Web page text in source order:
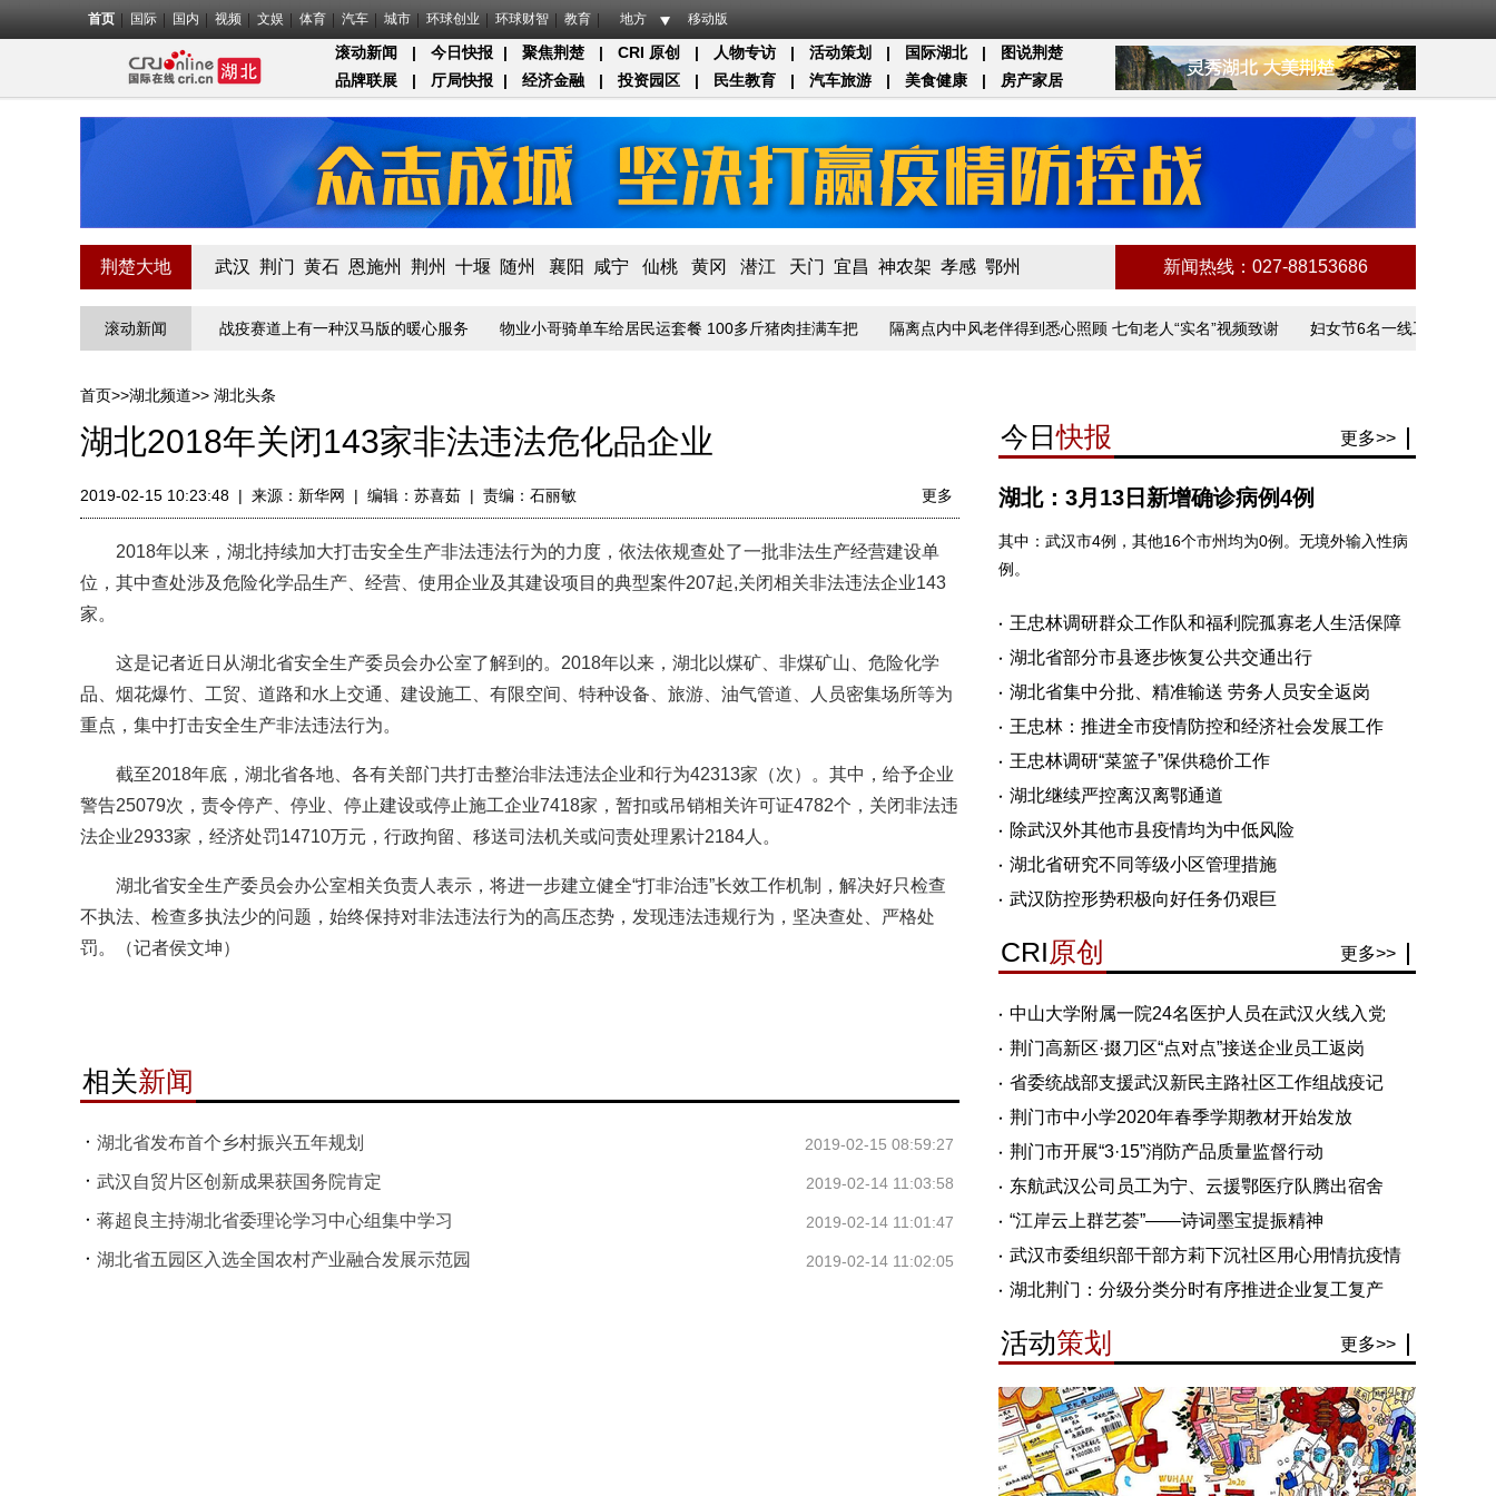
首页 国际 国内 视频 文娱 体育 汽车 城市 环球创业 环球财智 教育 地方 移动版
滚动新闻 | 今日快报 | 聚焦荆楚 | CRI 原创 | 人物专访 | 活动策划 | 国际湖北 |
图说荆楚
品牌联展
| 厅局快报 | 经济金融 | 投资园区 | 民生教育 | 汽车旅游 | 美食健康 | 房产家居
荆楚大地 武汉 荆门 黄石 恩施州 荆州 十堰 随州 襄阳 咸宁 仙桃 黄冈 潜江 天门 宜昌 神农架 孝感 鄂州 新闻热线：027-88153686
滚动新闻
第一关的“疫”线守门员 战疫赛道上有一种汉马版的暖心服务 物业小哥骑单车给居民运套餐 100多斤猪肉挂满车把 隔离点内中风老伴得到悉心照顾 七旬老人“实名”视频致谢 妇女节6名一线工作者讲述抗
首页>>湖北频道>> 湖北头条
湖北2018年关闭143家非法违法危化品企业
2019-02-15 10:23:48 | 来源： 新华网 | 编辑：苏喜茹 | 责编：石丽敏 更多
2018年以来，湖北持续加大打击安全生产非法违法行为的力度，依法依规查处了一批非法生产经营建设单
位，其中查处涉及危险化学品生产、经营、使用企业及其建设项目的典型案件207起,关闭相关非法违法企业143
家。
这是记者近日从湖北省安全生产委员会办公室了解到的。2018年以来，湖北以煤矿、非煤矿山、危险化学
品、烟花爆竹、工贸、道路和水上交通、建设施工、有限空间、特种设备、旅游、油气管道、人员密集场所等为
重点，集中打击安全生产非法违法行为。
截至2018年底，湖北省各地、各有关部门共打击整治非法违法企业和行为42313家（次）。其中，给予企业
警告25079次，责令停产、停业、停止建设或停止施工企业7418家，暂扣或吊销相关许可证4782个，关闭非法违
法企业2933家，经济处罚14710万元，行政拘留、移送司法机关或问责处理累计2184人。
湖北省安全生产委员会办公室相关负责人表示，将进一步建立健全“打非治违”长效工作机制，解决好只检查
不执法、检查多执法少的问题，始终保持对非法违法行为的高压态势，发现违法违规行为，坚决查处、严格处
罚。（记者侯文坤）
相关新闻
湖北省发布首个乡村振兴五年规划 2019-02-15 08:59:27
武汉自贸片区创新成果获国务院肯定 2019-02-14 11:03:58
蒋超良主持湖北省委理论学习中心组集中学习 2019-02-14 11:01:47
湖北省五园区入选全国农村产业融合发展示范园 2019-02-14 11:02:05
今日快报 更多>>
湖北：3月13日新增确诊病例4例
其中：武汉市4例，其他16个市州均为0例。无境外输入性病
例。
王忠林调研群众工作队和福利院孤寡老人生活保障
湖北省部分市县逐步恢复公共交通出行
湖北省集中分批、精准输送 劳务人员安全返岗
王忠林：推进全市疫情防控和经济社会发展工作
王忠林调研“菜篮子”保供稳价工作
湖北继续严控离汉离鄂通道
除武汉外其他市县疫情均为中低风险
湖北省研究不同等级小区管理措施
武汉防控形势积极向好任务仍艰巨
CRI原创 更多>>
中山大学附属一院24名医护人员在武汉火线入党
荆门高新区·掇刀区“点对点”接送企业员工返岗
省委统战部支援武汉新民主路社区工作组战疫记
荆门市中小学2020年春季学期教材开始发放
荆门市开展“3·15”消防产品质量监督行动
东航武汉公司员工为宁、云援鄂医疗队腾出宿舍
“江岸云上群艺荟”——诗词墨宝提振精神
武汉市委组织部干部方莉下沉社区用心用情抗疫情
湖北荆门：分级分类分时有序推进企业复工复产
活动策划 更多>>